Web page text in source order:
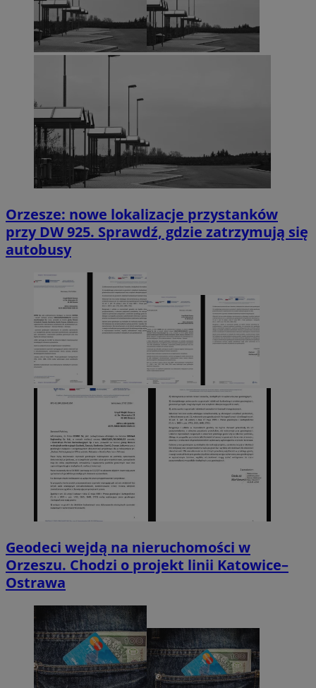
Orzesze: nowe lokalizacje przystanków
przy DW 925. Sprawdź, gdzie zatrzymują się
autobusy
Geodeci wejdą na nieruchomości w
Orzeszu. Chodzi o projekt linii Katowice–
Ostrawa